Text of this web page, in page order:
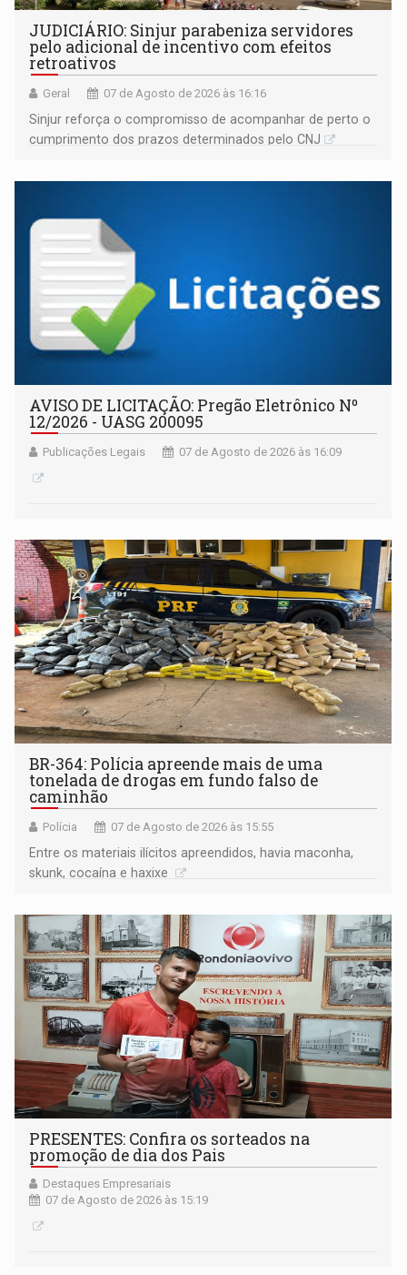
JUDICIÁRIO: Sinjur parabeniza servidores
pelo adicional de incentivo com efeitos
retroativos
Geral 07 de Agosto de 2026 às 16:16
Sinjur reforça o compromisso de acompanhar de perto o
cumprimento dos prazos determinados pelo CNJ
AVISO DE LICITAÇÃO: Pregão Eletrônico Nº
12/2026 - UASG 200095
Publicações Legais 07 de Agosto de 2026 às 16:09
BR-364: Polícia apreende mais de uma
tonelada de drogas em fundo falso de
caminhão
Polícia 07 de Agosto de 2026 às 15:55
Entre os materiais ilícitos apreendidos, havia maconha,
skunk, cocaína e haxixe
PRESENTES: Confira os sorteados na
promoção de dia dos Pais
Destaques Empresariais
07 de Agosto de 2026 às 15:19